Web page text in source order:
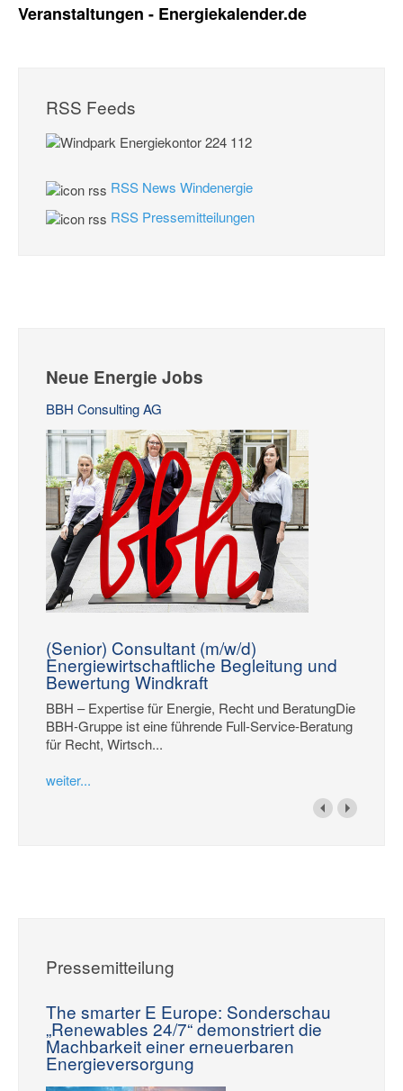
Veranstaltungen - Energiekalender.de
RSS Feeds
RSS News Windenergie
RSS Pressemitteilungen
Neue Energie Jobs
BBH Consulting AG
(Senior) Consultant (m/w/d)
Energiewirtschaftliche Begleitung und
Bewertung Windkraft
BBH – Expertise für Energie, Recht und BeratungDie
BBH-Gruppe ist eine führende Full-Service-Beratung
für Recht, Wirtsch...
weiter...
Pressemitteilung
The smarter E Europe: Sonderschau
„Renewables 24/7“ demonstriert die
Machbarkeit einer erneuerbaren
Energieversorgung